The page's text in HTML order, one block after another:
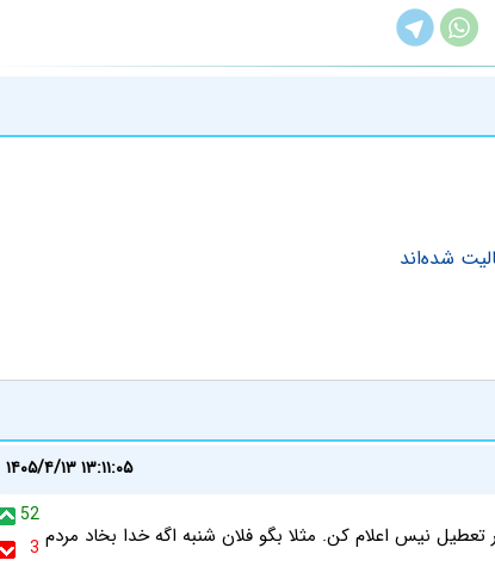
شده‌اند
۱۴۰۵/۴/۱۳ ۱۳:۱۱:۰۵
52
3 نیس اعلام کن. مثلا بگو فلان شنبه اگه خدا بخاد مردم